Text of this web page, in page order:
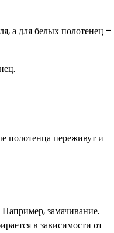
а для белых полотенец –
полотенца переживут и
замачивание.
в зависимости от